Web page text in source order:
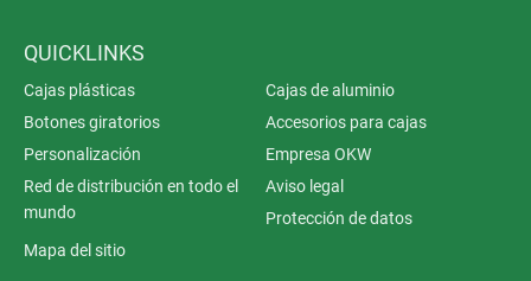
QUICKLINKS
Cajas plásticas
Cajas de aluminio
Botones giratorios
Accesorios para cajas
Personalización
Empresa OKW
Red de distribución en todo el
mundo
Aviso legal
Protección de datos
Mapa del sitio